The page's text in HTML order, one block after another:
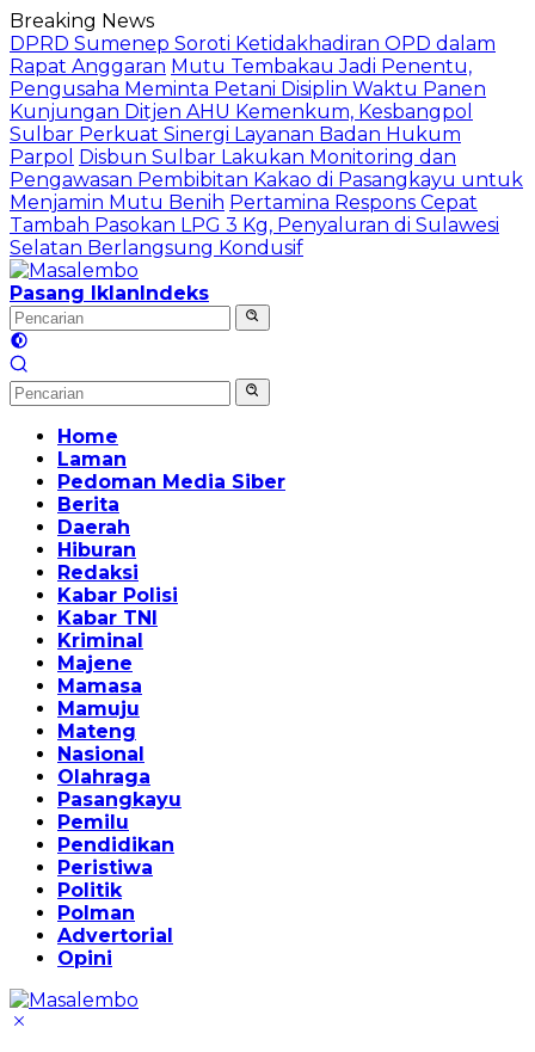
Langsung
ke
konten
Breaking News
DPRD Sumenep Soroti Ketidakhadiran OPD dalam
Rapat Anggaran Mutu Tembakau Jadi Penentu,
Pengusaha Meminta Petani Disiplin Waktu Panen
Kunjungan Ditjen AHU Kemenkum, Kesbangpol
Sulbar Perkuat Sinergi Layanan Badan Hukum
Parpol Disbun Sulbar Lakukan Monitoring dan
Pengawasan Pembibitan Kakao di Pasangkayu untuk
Menjamin Mutu Benih Pertamina Respons Cepat
Tambah Pasokan LPG 3 Kg, Penyaluran di Sulawesi
Selatan Berlangsung Kondusif
Pasang IklanIndeks
Home
Laman
Pedoman Media Siber
Berita
Daerah
Hiburan
Redaksi
Kabar Polisi
Kabar TNI
Kriminal
Majene
Mamasa
Mamuju
Mateng
Nasional
Olahraga
Pasangkayu
Pemilu
Pendidikan
Peristiwa
Politik
Polman
Advertorial
Opini